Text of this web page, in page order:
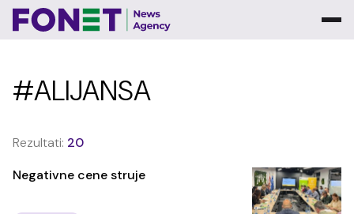
#ALIJANSA
Rezultati: 20
Negativne cene struje